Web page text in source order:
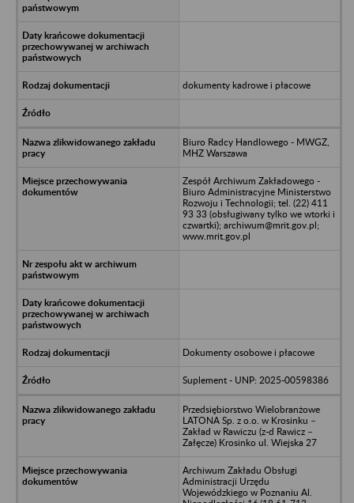
dokumenty kadrowe i płacowe
Biuro Radcy Handlowego - MWGZ,
MHZ Warszawa
Zespół Archiwum Zakładowego -
Biuro Administracyjne Ministerstwo
Rozwoju i Technologii; tel. (22) 411
93 33 (obsługiwany tylko we wtorki i
czwartki); archiwum@mrit.gov.pl;
www.mrit.gov.pl
Dokumenty osobowe i płacowe
Suplement - UNP: 2025-00598386
Przedsiębiorstwo Wielobranżowe
LATONA Sp. z o.o. w Krosinku –
Zakład w Rawiczu (z-d Rawicz –
Załęcze) Krosinko ul. Wiejska 27
Archiwum Zakładu Obsługi
Administracji Urzędu
Wojewódzkiego w Poznaniu Al.